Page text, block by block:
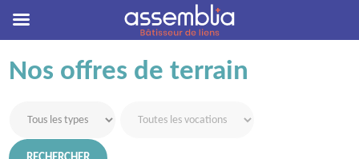
toNos offres de terrain